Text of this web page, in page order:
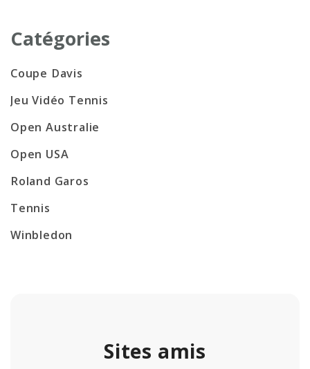
Catégories
Coupe Davis
Jeu Vidéo Tennis
Open Australie
Open USA
Roland Garos
Tennis
Winbledon
Sites amis